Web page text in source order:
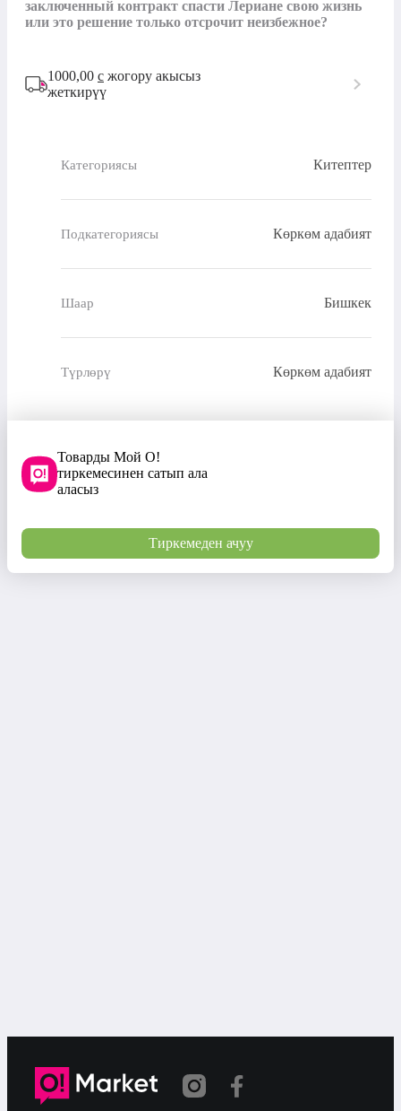
заключенный контракт спасти Лериане свою жизнь
или это решение только отсрочит неизбежное?
1000,00 с жогору акысыз
жеткирүү
Категориясы Китептер
Подкатегориясы Көркөм адабият
Шаар Бишкек
Түрлөрү Көркөм адабият
Товарды Мой О!
тиркемесинен сатып ала
аласыз
Тиркемеден ачуу